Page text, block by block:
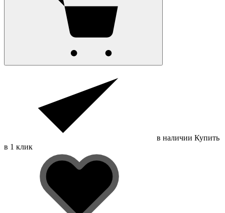
в наличии Купить
в 1 клик